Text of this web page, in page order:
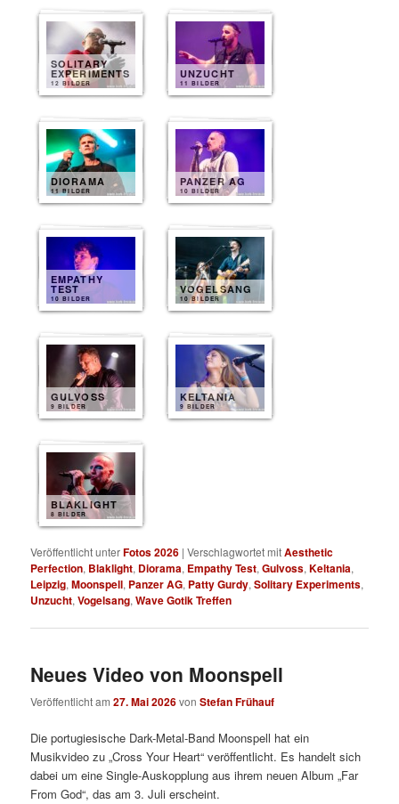
SOLITARY
EXPERIMENTS
12 BILDER
UNZUCHT
11 BILDER
DIORAMA
11 BILDER
PANZER AG
10 BILDER
EMPATHY
TEST
10 BILDER
VOGELSANG
10 BILDER
GULVOSS
9 BILDER
KELTANIA
9 BILDER
BLAKLIGHT
8 BILDER
Veröffentlicht unterFotos 2026 |Verschlagwortet mitAesthetic
Perfection, Blaklight, Diorama, Empathy Test,Gulvoss,Keltania,
Leipzig,Moonspell, Panzer AG, Patty Gurdy,Solitary Experiments,
Unzucht,Vogelsang,Wave Gotik Treffen
Neues Video von Moonspell
Veröffentlicht am27. Mai 2026vonStefan Frühauf
Die portugiesische Dark-Metal-Band Moonspell hat ein
Musikvideo zu „Cross Your Heart“ veröffentlicht. Es handelt sich
dabei um eine Single-Auskopplung aus ihrem neuen Album „Far
From God“, das am 3. Juli erscheint.